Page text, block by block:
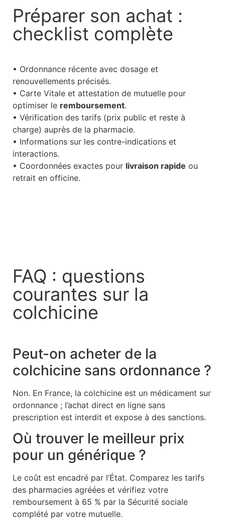
Préparer son achat :
checklist complète
• Ordonnance récente avec dosage et
renouvellements précisés.
• Carte Vitale et attestation de mutuelle pour
optimiser le remboursement.
• Vérification des tarifs (prix public et reste à
charge) auprès de la pharmacie.
• Informations sur les contre-indications et
interactions.
• Coordonnées exactes pour livraison rapide ou
retrait en officine.
FAQ : questions
courantes sur la
colchicine
Peut-on acheter de la
colchicine sans ordonnance ?
Non. En France, la colchicine est un médicament sur
ordonnance ; l’achat direct en ligne sans
prescription est interdit et expose à des sanctions.
Où trouver le meilleur prix
pour un générique ?
Le coût est encadré par l’État. Comparez les tarifs
des pharmacies agréées et vérifiez votre
remboursement à 65 % par la Sécurité sociale
complété par votre mutuelle.